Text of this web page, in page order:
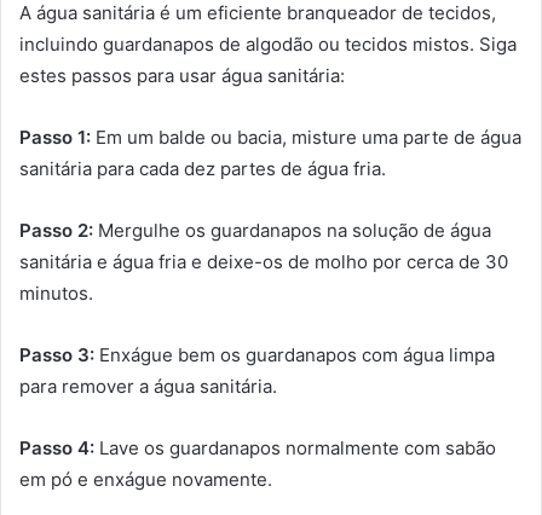
A água sanitária é um eficiente branqueador de tecidos,
incluindo guardanapos de algodão ou tecidos mistos. Siga
estes passos para usar água sanitária:
Passo 1: Em um balde ou bacia, misture uma parte de água
sanitária para cada dez partes de água fria.
Passo 2: Mergulhe os guardanapos na solução de água
sanitária e água fria e deixe-os de molho por cerca de 30
minutos.
Passo 3: Enxágue bem os guardanapos com água limpa
para remover a água sanitária.
Passo 4: Lave os guardanapos normalmente com sabão
em pó e enxágue novamente.